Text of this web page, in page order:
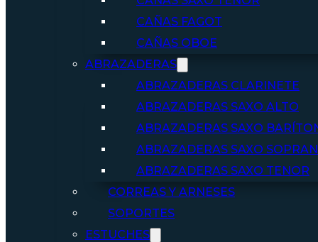
CAÑAS FAGOT
CAÑAS OBOE
ABRAZADERAS
ABRAZADERAS CLARINETE
ABRAZADERAS SAXO ALTO
ABRAZADERAS SAXO
ABRAZADERAS SAXO
ABRAZADERAS SAXO TENOR
CORREAS Y ARNESES
SOPORTES
ESTUCHES